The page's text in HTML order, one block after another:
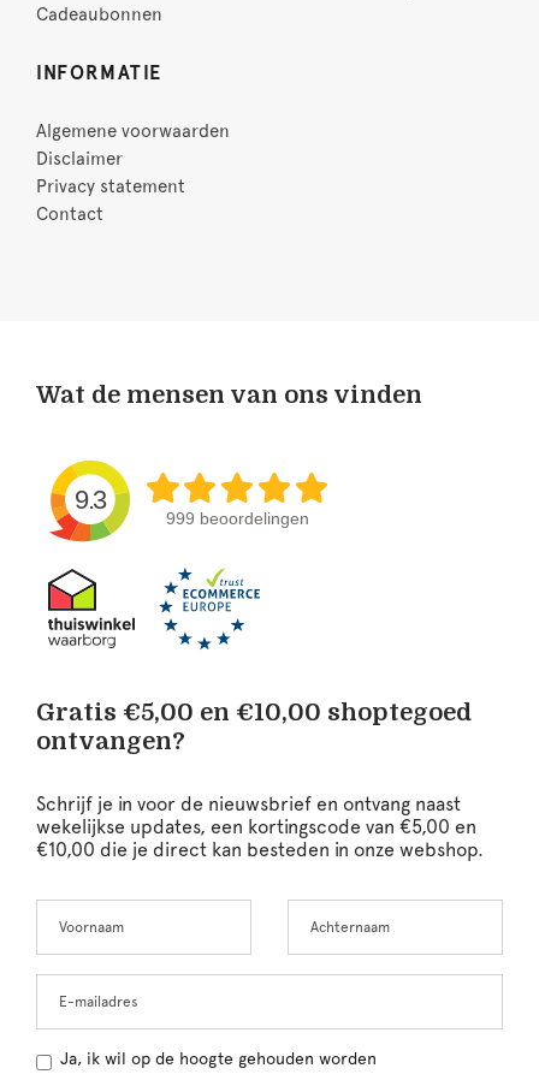
Cadeaubonnen
INFORMATIE
Algemene voorwaarden
Disclaimer
Privacy statement
Contact
Wat de mensen van ons vinden
9.3
999 beoordelingen
Gratis €5,00 en €10,00 shoptegoed
ontvangen?
Schrijf je in voor de nieuwsbrief en ontvang naast
wekelijkse updates, een kortingscode van €5,00 en
€10,00 die je direct kan besteden in onze webshop.
this
Ja, ik wil op de hoogte gehouden worden